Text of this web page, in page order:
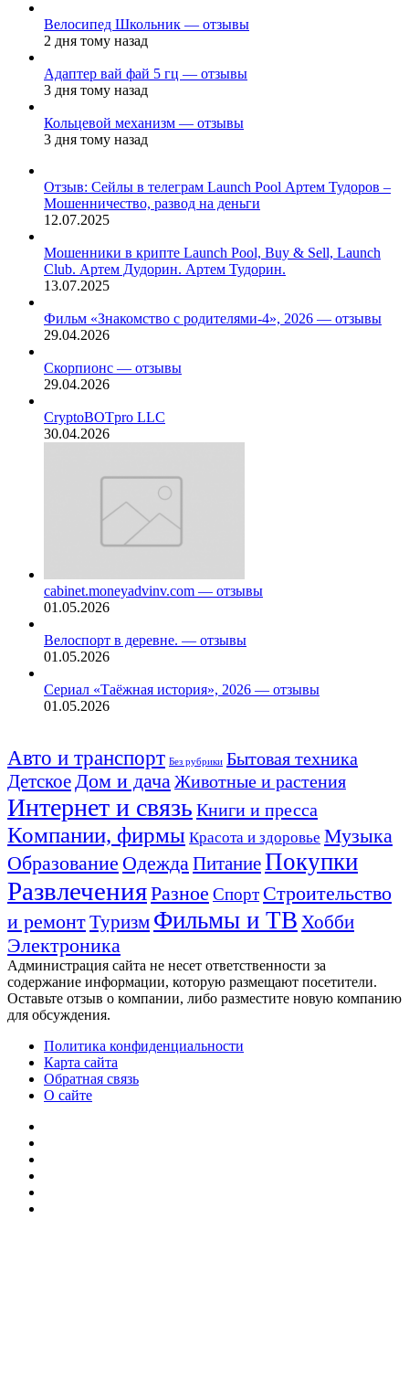
Велосипед Школьник — отзывы
2 дня тому назад
Адаптер вай фай 5 гц — отзывы
3 дня тому назад
Кольцевой механизм — отзывы
3 дня тому назад
Отзыв: Сейлы в телеграм Launch Pool Артем Тудоров –
Мошенничество, развод на деньги
12.07.2025
Мошенники в крипте Launch Pool, Buy & Sell, Launch
Club. Артем Дудорин. Артем Тудорин.
13.07.2025
Фильм «Знакомство с родителями-4», 2026 — отзывы
29.04.2026
Скорпионс — отзывы
29.04.2026
CryptoBOTpro LLC
30.04.2026
cabinet.moneyadvinv.com — отзывы
01.05.2026
Велоспорт в деревне. — отзывы
01.05.2026
Сериал «Таёжная история», 2026 — отзывы
01.05.2026
Авто и транспорт Без рубрики Бытовая техника
Детское Дом и дача Животные и растения
Интернет и связь Книги и пресса
Компании, фирмы Красота и здоровье Музыка
Образование Одежда ПитаниеПокупки
РазвлеченияРазное Спорт Строительство
и ремонтТуризм Фильмы и ТВ Хобби
Электроника
Администрация сайта не несет ответственности за
содержание информации, которую размещают посетители.
Оставьте отзыв о компании, либо разместите новую компанию
для обсуждения.
Политика конфиденциальности
Карта сайта
Обратная связь
О сайте